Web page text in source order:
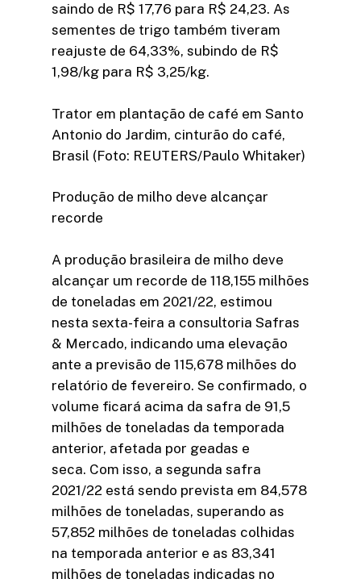
saindo de R$ 17,76 para R$ 24,23. As
sementes de trigo também tiveram
reajuste de 64,33%, subindo de R$
1,98/kg para R$ 3,25/kg.
Trator em plantação de café em Santo
Antonio do Jardim, cinturão do café,
Brasil (Foto: REUTERS/Paulo Whitaker)
Produção de milho deve alcançar
recorde
A produção brasileira de milho deve
alcançar um recorde de 118,155 milhões
de toneladas em 2021/22, estimou
nesta sexta-feira a consultoria Safras
& Mercado, indicando uma elevação
ante a previsão de 115,678 milhões do
relatório de fevereiro. Se confirmado, o
volume ficará acima da safra de 91,5
milhões de toneladas da temporada
anterior, afetada por geadas e
seca. Com isso, a segunda safra
2021/22 está sendo prevista em 84,578
milhões de toneladas, superando as
57,852 milhões de toneladas colhidas
na temporada anterior e as 83,341
milhões de toneladas indicadas no